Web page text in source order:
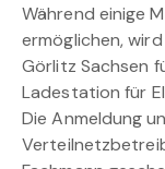
Während einige
ermöglichen,
Görlitz Sachsen
Ladestation für
Die Anmeldung